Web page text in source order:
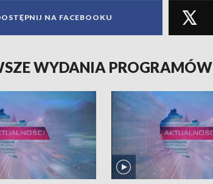
NA FACEBOOKU
WYDANIA PROGRAMÓW